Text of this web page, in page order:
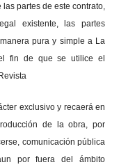
partes de este contrato,
existente, las partes
pura y simple a La
fin de que se utilice el
exclusivo y recaerá en
de la obra, por
comunicación pública
por fuera del ámbito